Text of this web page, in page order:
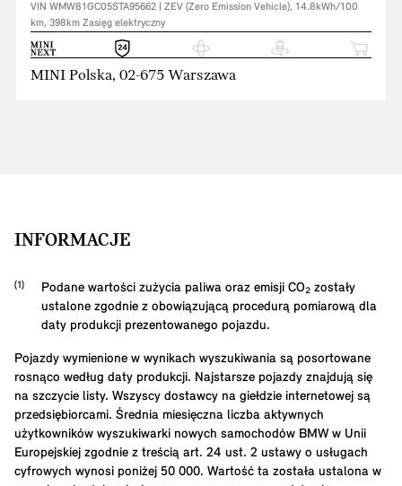
VIN WMW81GC05STA95662 | ZEV (Zero Emission Vehicle), 14.8kWh/100
km, 398km Zasięg elektryczny
MINI Polska, 02-675 Warszawa
INFORMACJE
Podane wartości zużycia paliwa oraz emisji CO₂ zostały
ustalone zgodnie z obowiązującą procedurą pomiarową dla
daty produkcji prezentowanego pojazdu.
Pojazdy wymienione w wynikach wyszukiwania są posortowane
rosnąco według daty produkcji. Najstarsze pojazdy znajdują się
na szczycie listy. Wszyscy dostawcy na giełdzie internetowej są
przedsiębiorcami. Średnia miesięczna liczba aktywnych
użytkowników wyszukiwarki nowych samochodów BMW w Unii
Europejskiej zgodnie z treścią art. 24 ust. 2 ustawy o usługach
cyfrowych wynosi poniżej 50 000. Wartość ta została ustalona w